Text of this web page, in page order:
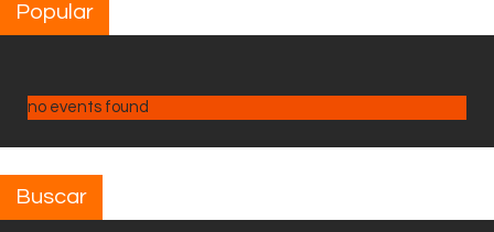
Popular
no events found
Buscar